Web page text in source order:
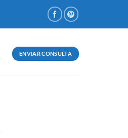
ENVIAR CONSULTA